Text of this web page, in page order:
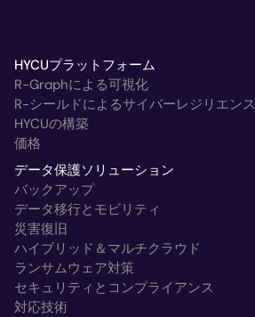
HYCUプラットフォーム
R-Graphによる可視化
R-シールドによるサイバーレジリエンス
HYCUの構築
価格
データ保護ソリューション
バックアップ
データ移行とモビリティ
災害復旧
ハイブリッド＆マルチクラウド
ランサムウェア対策
セキュリティとコンプライアンス
対応技術